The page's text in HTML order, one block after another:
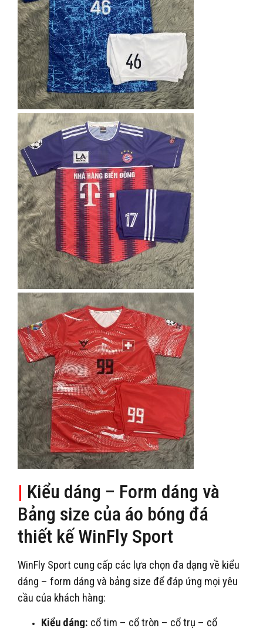
| Kiểu dáng – Form dáng và
Bảng size của áo bóng đá
thiết kế WinFly Sport
WinFly Sport cung cấp các lựa chọn đa dạng về kiểu
dáng – form dáng và bảng size để đáp ứng mọi yêu
cầu của khách hàng:
Kiểu dáng: cổ tim – cổ tròn – cổ trụ – cổ